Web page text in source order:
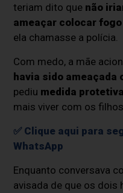
teriam dito que não
ameaçar colocar
ela chamasse a polícia.
Com medo, a mãe
havia sido ameaçada
pediu medida protetiva
mais viver com os filhos.
✅ Clique aqui para
WhatsApp
Enquanto conversava
avisada de que os dois